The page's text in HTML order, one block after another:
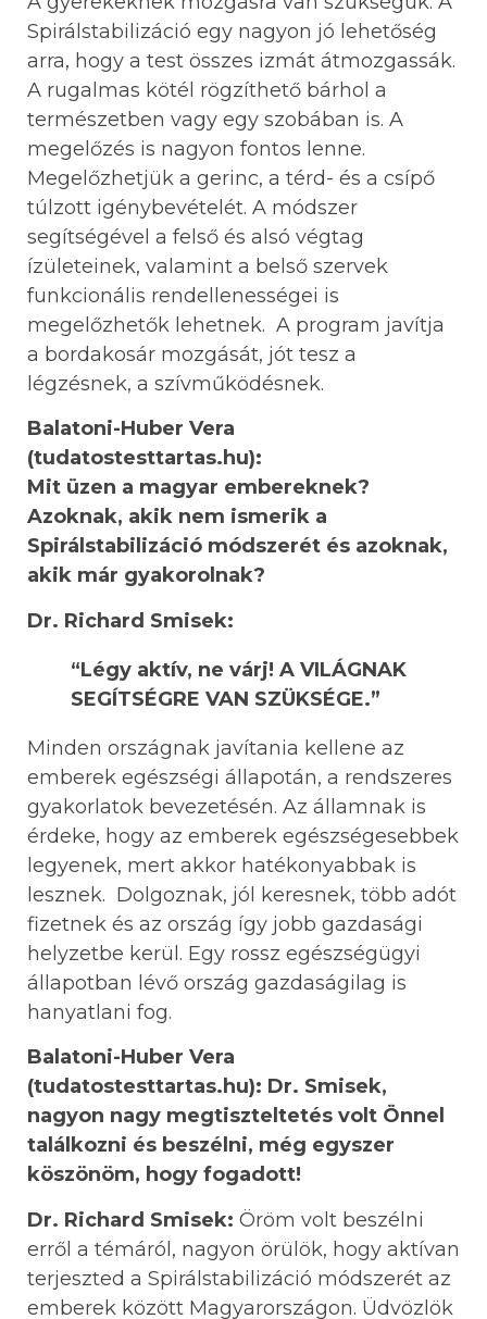
Spirálstabilizáció egy nagyon jó lehetőség
arra, hogy a test összes izmát átmozgassák.
A rugalmas kötél rögzíthető bárhol a
természetben vagy egy szobában is. A
megelőzés is nagyon fontos lenne.
Megelőzhetjük a gerinc, a térd- és a csípő
túlzott igénybevételét. A módszer
segítségével a felső és alsó végtag
ízületeinek, valamint a belső szervek
funkcionális rendellenességei is
megelőzhetők lehetnek. A program javítja
a bordakosár mozgását, jót tesz a
légzésnek, a szívműködésnek.
Balatoni-Huber Vera
(tudatostesttartas.hu):
Mit üzen a magyar embereknek?
Azoknak, akik nem ismerik a
Spirálstabilizáció módszerét és azoknak,
akik már gyakorolnak?
Dr. Richard Smisek:
“Légy aktív, ne várj! A VILÁGNAK
SEGÍTSÉGRE VAN SZÜKSÉGE.”
Minden országnak javítania kellene az
emberek egészségi állapotán, a rendszeres
gyakorlatok bevezetésén. Az államnak is
érdeke, hogy az emberek egészségesebbek
legyenek, mert akkor hatékonyabbak is
lesznek. Dolgoznak, jól keresnek, több adót
fizetnek és az ország így jobb gazdasági
helyzetbe kerül. Egy rossz egészségügyi
állapotban lévő ország gazdaságilag is
hanyatlani fog.
Balatoni-Huber Vera
(tudatostesttartas.hu): Dr. Smisek,
nagyon nagy megtiszteltetés volt Önnel
találkozni és beszélni, még egyszer
köszönöm, hogy fogadott!
Dr. Richard Smisek: Öröm volt beszélni
erről a témáról, nagyon örülök, hogy aktívan
terjeszted a Spirálstabilizáció módszerét az
emberek között Magyarországon. Üdvözlök